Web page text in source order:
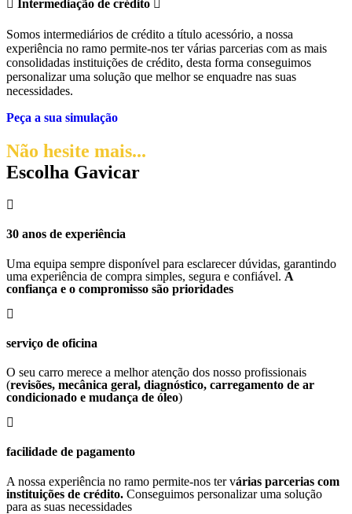
Intermediação de crédito
Somos intermediários de crédito a título acessório, a nossa
experiência no ramo permite-nos ter várias parcerias com as mais
consolidadas instituições de crédito, desta forma conseguimos
personalizar uma solução que melhor se enquadre nas suas
necessidades.
Peça a sua simulação
Não hesite mais...
Escolha Gavicar
30 anos de experiência
Uma equipa sempre disponível para esclarecer dúvidas, garantindo
uma experiência de compra simples, segura e confiável. A
confiança e o compromisso são prioridades
serviço de oficina
O seu carro merece a melhor atenção dos nosso profissionais
(revisões, mecânica geral, diagnóstico, carregamento de ar
condicionado e mudança de óleo)
facilidade de pagamento
A nossa experiência no ramo permite-nos ter várias parcerias com
instituições de crédito. Conseguimos personalizar uma solução
para as suas necessidades